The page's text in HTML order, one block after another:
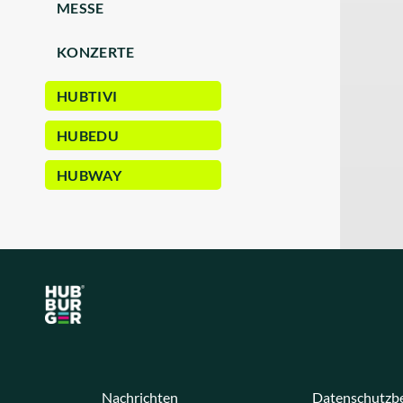
MESSE
KONZERTE
HUBTIVI
HUBEDU
HUBWAY
Nachrichten